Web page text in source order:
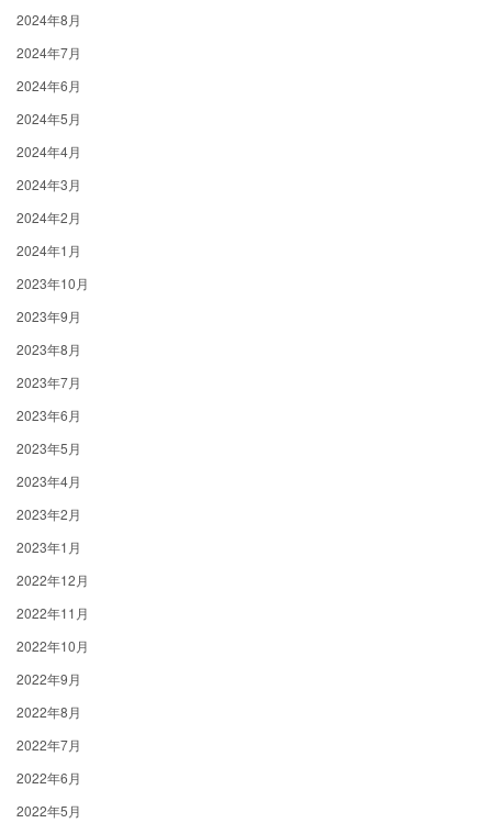
2024年8月
2024年7月
2024年6月
2024年5月
2024年4月
2024年3月
2024年2月
2024年1月
2023年10月
2023年9月
2023年8月
2023年7月
2023年6月
2023年5月
2023年4月
2023年2月
2023年1月
2022年12月
2022年11月
2022年10月
2022年9月
2022年8月
2022年7月
2022年6月
2022年5月